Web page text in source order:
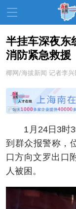
资讯中心 热点
教育 健康
生活 演出
展会 走读海
半挂车深夜东
消防紧急救援
椰网/海拔新闻 记者李
1月24日3时39
到群众报警称，
口方向文罗出口
人被困。